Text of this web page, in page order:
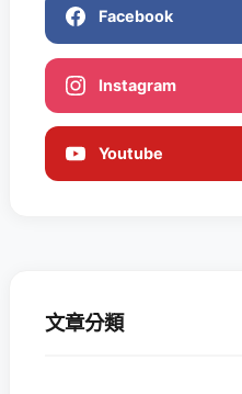
Facebook
Instagram
Youtube
文章分類